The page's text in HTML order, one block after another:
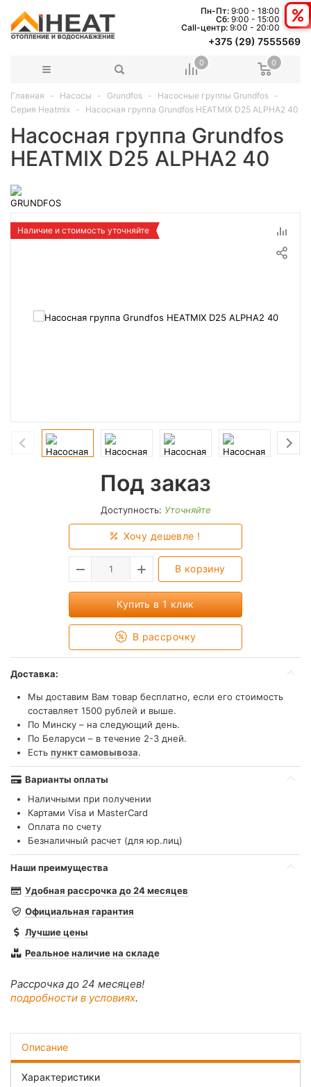
Пн-Пт: 9:00 - 18:00
Сб: 9:00 - 15:00
Сall-центр: 9:00 - 20:00
+375 (29) 7555569
0 0
Главная Насосы Grundfos
Насосные группы Grundfos
Серия Heatmix
Насосная группа Grundfos HEATMIX D25 ALPHA2 40
Насосная группа Grundfos
HEATMIX D25 ALPHA2 40
Наличие и стоимость уточняйте
Под заказ
Доступность: Уточняйте
Хочу дешевле !
В корзину
Купить в 1 клик
В рассрочку
Доставка:
Мы доставим Вам товар бесплатно, если его стоимость
составляет 1500 рублей и выше.
По Минску – на следующий день.
По Беларуси – в течение 2-3 дней.
Есть пункт самовывоза.
Варианты оплаты
Наличными при получении
Картами Visa и MasterCard
Оплата по счету
Безналичный расчет (для юр.лиц)
Наши преимущества
Удобная рассрочка до 24 месяцев
Официальная гарантия
Лучшие цены
Реальное наличие на складе
Рассрочка до 24 месяцев!
подробности в условиях.
Описание
Характеристики